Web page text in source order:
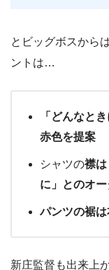
とビッグボスから
ントは…
「どんなと
赤色を提案
シャツの襟
に」とのオ
パンツの裾
新庄監督も出来上